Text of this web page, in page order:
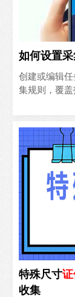
如何设置
创建或编辑
集规则，覆
特殊尺寸
收集